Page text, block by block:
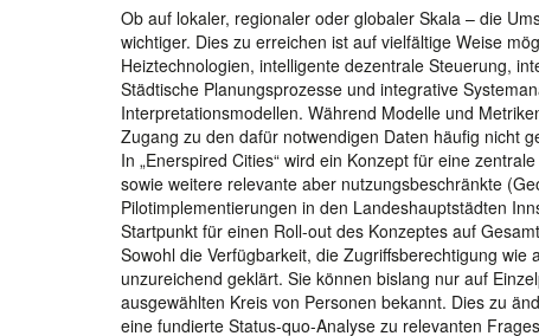
Ob auf lokaler, regionaler oder globaler Skala – die
wichtiger. Dies zu erreichen ist auf vielfältige Weise
Heiztechnologien, intelligente dezentrale Steuerung,
Städtische Planungsprozesse und integrative
Interpretationsmodellen. Während Modelle und
Zugang zu den dafür notwendigen Daten häufig nicht
In „Enerspired Cities“ wird ein Konzept für eine
sowie weitere relevante aber nutzungsbeschränkte
Pilotimplementierungen in den Landeshauptstädten
Startpunkt für einen Roll-out des Konzeptes auf
Sowohl die Verfügbarkeit, die Zugriffsberechtigung
unzureichend geklärt. Sie können bislang nur auf
ausgewählten Kreis von Personen bekannt. Dies zu
eine fundierte Status-quo-Analyse zu relevanten